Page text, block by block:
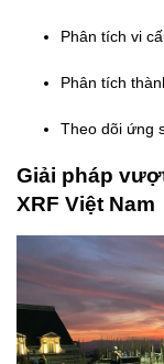
Phân tích vi
Phân tích
Theo dõi ứng
Giải pháp
XRF Việt Nam